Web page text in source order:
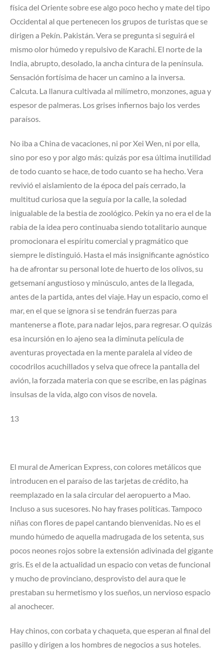
física del Oriente sobre ese algo poco hecho y mate del tipo
Occidental al que pertenecen los grupos de turistas que se
dirigen a Pekín. Pakistán. Vera se pregunta si seguirá el
mismo olor húmedo y repulsivo de Karachi. El norte de la
India, abrupto, desolado, la ancha cintura de la península.
Sensación fortísima de hacer un camino a la inversa.
Calcuta. La llanura cultivada al milímetro, monzones, agua y
espesor de palmeras. Los grises infiernos bajo los verdes
paraísos.
No iba a China de vacaciones, ni por Xei Wen, ni por ella,
sino por eso y por algo más: quizás por esa última inutilidad
de todo cuanto se hace, de todo cuanto se ha hecho. Vera
revivió el aislamiento de la época del país cerrado, la
multitud curiosa que la seguía por la calle, la soledad
inigualable de la bestia de zoológico. Pekín ya no era el de la
rabia de la idea pero continuaba siendo totalitario aunque
promocionara el espíritu comercial y pragmático que
siempre le distinguió. Hasta el más insignificante agnóstico
ha de afrontar su personal lote de huerto de los olivos, su
getsemaní angustioso y minúsculo, antes de la llegada,
antes de la partida, antes del viaje. Hay un espacio, como el
mar, en el que se ignora si se tendrán fuerzas para
mantenerse a flote, para nadar lejos, para regresar. O quizás
esa incursión en lo ajeno sea la diminuta película de
aventuras proyectada en la mente paralela al vídeo de
cocodrilos acuchillados y selva que ofrece la pantalla del
avión, la forzada materia con que se escribe, en las páginas
insulsas de la vida, algo con visos de novela.
13
El mural de American Express, con colores metálicos que
introducen en el paraíso de las tarjetas de crédito, ha
reemplazado en la sala circular del aeropuerto a Mao.
Incluso a sus sucesores. No hay frases políticas. Tampoco
niñas con flores de papel cantando bienvenidas. No es el
mundo húmedo de aquella madrugada de los setenta, sus
pocos neones rojos sobre la extensión adivinada del gigante
gris. Es el de la actualidad un espacio con vetas de funcional
y mucho de provinciano, desprovisto del aura que le
prestaban su hermetismo y los sueños, un nervioso espacio
al anochecer.
Hay chinos, con corbata y chaqueta, que esperan al final del
pasillo y dirigen a los hombres de negocios a sus hoteles.